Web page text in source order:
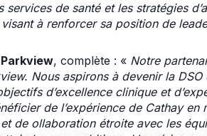
de santé et les stratégies
à renforcer sa position de
, complète : « Notre
Nous aspirons à devenir la
d’excellence clinique et
de l’expérience de Cathay
de ollaboration étroite avec les